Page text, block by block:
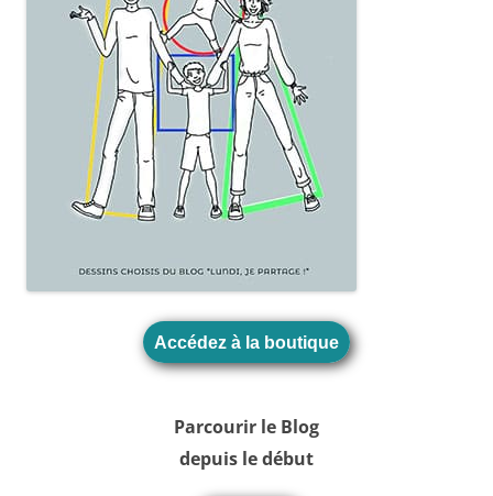
Accédez à la boutique
Parcourir le Blog
depuis le début